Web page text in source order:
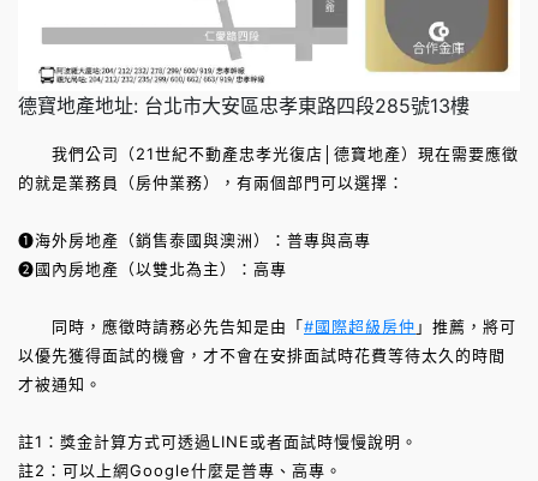
德寶地產地址: 台北市大安區忠孝東路四段285號13樓
我們公司（21世紀不動產忠孝光復店│德寶地產）現在需要應徵
的就是業務員（房仲業務），有兩個部門可以選擇：
❶海外房地產（銷售泰國與澳洲）：普專與高專
❷國內房地產（以雙北為主）：高專
同時，應徵時請務必先告知是由「#國際超級房仲 」推薦，將可
以優先獲得面試的機會，才不會在安排面試時花費等待太久的時間
才被通知。
註1：獎金計算方式可透過LINE或者面試時慢慢說明。
註2：可以上網Google什麼是普專、高專。